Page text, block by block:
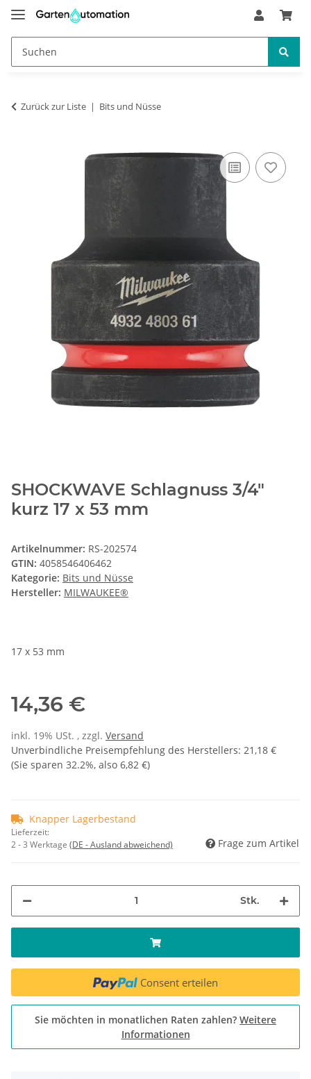
Zurück zur Liste Bits und Nüsse
SHOCKWAVE Schlagnuss 3/4"
kurz 17 x 53 mm
Artikelnummer: RS-202574
GTIN: 4058546406462
Kategorie: Bits und Nüsse
Hersteller: MILWAUKEE®
17 x 53 mm
14,36 €
inkl. 19% USt. , zzgl. Versand
Unverbindliche Preisempfehlung des Herstellers: 21,18 €
(Sie sparen 32.2%, also 6,82 €)
Knapper Lagerbestand
Lieferzeit:
2 - 3 Werktage (DE - Ausland abweichend) Frage zum Artikel
Stk.
Consent erteilen
Sie möchten in monatlichen Raten zahlen? Weitere
Informationen